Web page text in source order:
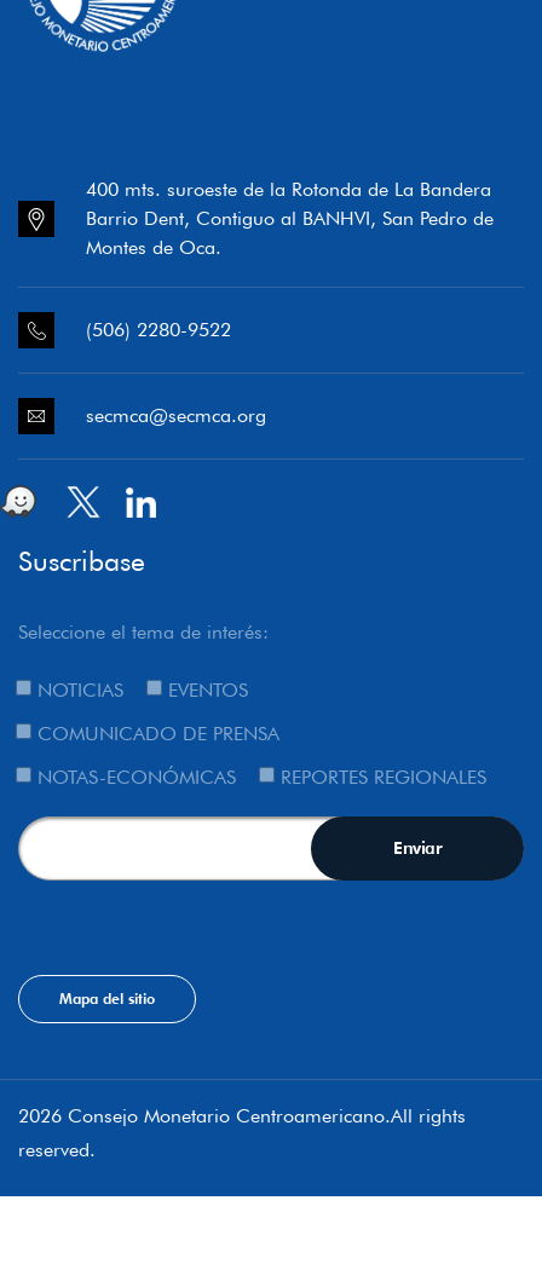
400 mts. suroeste de la Rotonda de La Bandera
Barrio Dent, Contiguo al BANHVI, San Pedro de
Montes de Oca.
(506) 2280-9522
secmca@secmca.org
Suscribase
Seleccione el tema de interés:
NOTICIAS
EVENTOS
COMUNICADO DE PRENSA
NOTAS-ECONÓMICAS
REPORTES REGIONALES
Mapa del sitio
2026 Consejo Monetario Centroamericano.All rights
reserved.